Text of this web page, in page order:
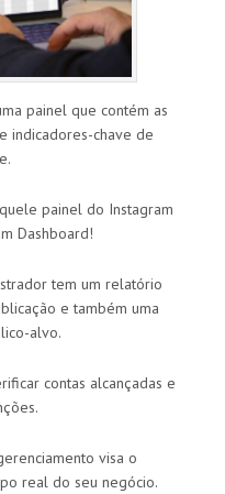
painel que contém as
indicadores-chave de
painel do Instagram
Dashboard!
tem um relatório
e também uma
alvo.
contas alcançadas e
visa o
real do seu negócio.